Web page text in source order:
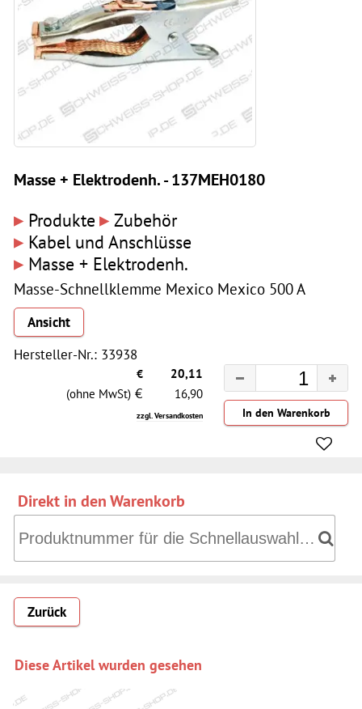
Masse + Elektrodenh. - 137MEH0180
▸ Produkte ▸ Zubehör
▸ Kabel und Anschlüsse
▸ Masse + Elektrodenh.
Masse-Schnellklemme Mexico Mexico 500 A
Ansicht
Hersteller-Nr.: 33938
€
20,11
(ohne MwSt) € 16,90
zzgl. Versandkosten
Direkt in den Warenkorb
Zurück
Diese Artikel wurden gesehen